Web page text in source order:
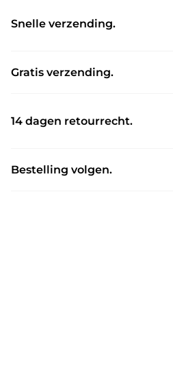
Snelle verzending.
Gratis verzending.
14 dagen retourrecht.
Bestelling volgen.